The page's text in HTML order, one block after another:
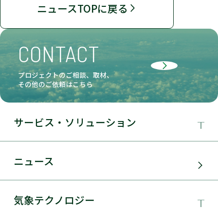
ニュースTOPに戻る
CONTACT
プロジェクトのご相談、取材、
その他のご依頼はこちら
サービス・ソリューション
サービス・ソリューション
ニュース
気象テクノロジー